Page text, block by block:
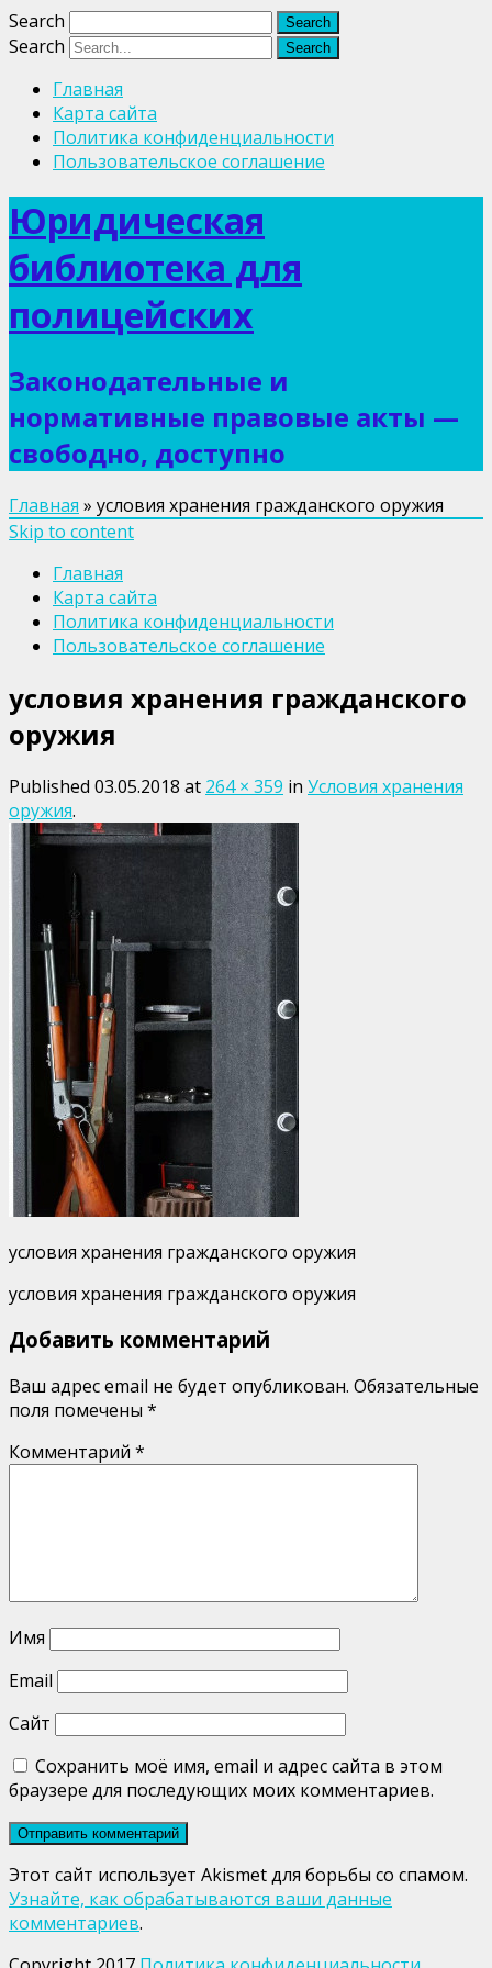
Search
Search
Главная
Карта сайта
Политика конфиденциальности
Пользовательское соглашение
Юридическая
библиотека для
полицейских
Законодательные и
нормативные правовые акты —
свободно, доступно
Главная » условия хранения гражданского оружия
Skip to content
Главная
Карта сайта
Политика конфиденциальности
Пользовательское соглашение
условия хранения гражданского
оружия
Published 03.05.2018 at 264 × 359 in Условия хранения
оружия.
условия хранения гражданского оружия
условия хранения гражданского оружия
Добавить комментарий
Ваш адрес email не будет опубликован. Обязательные
поля помечены *
Комментарий *
Имя
Email
Сайт
Сохранить моё имя, email и адрес сайта в этом
браузере для последующих моих комментариев.
Этот сайт использует Akismet для борьбы со спамом.
Узнайте, как обрабатываются ваши данные
комментариев.